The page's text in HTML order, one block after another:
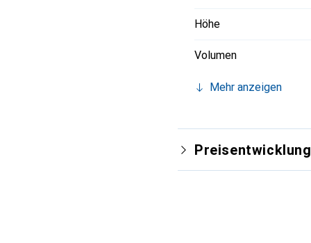
Höhe
Volumen
Mehr anzeigen
Preisentwicklung